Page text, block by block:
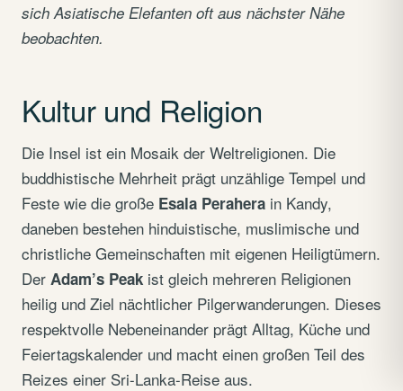
sich Asiatische Elefanten oft aus nächster Nähe
beobachten.
Kultur und Religion
Die Insel ist ein Mosaik der Weltreligionen. Die
buddhistische Mehrheit prägt unzählige Tempel und
Feste wie die große Esala Perahera in Kandy,
daneben bestehen hinduistische, muslimische und
christliche Gemeinschaften mit eigenen Heiligtümern.
Der Adam’s Peak ist gleich mehreren Religionen
heilig und Ziel nächtlicher Pilgerwanderungen. Dieses
respektvolle Nebeneinander prägt Alltag, Küche und
Feiertagskalender und macht einen großen Teil des
Reizes einer Sri-Lanka-Reise aus.